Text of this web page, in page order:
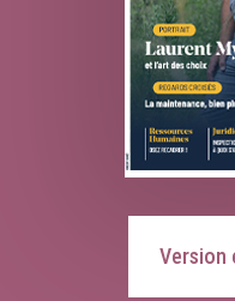
Version